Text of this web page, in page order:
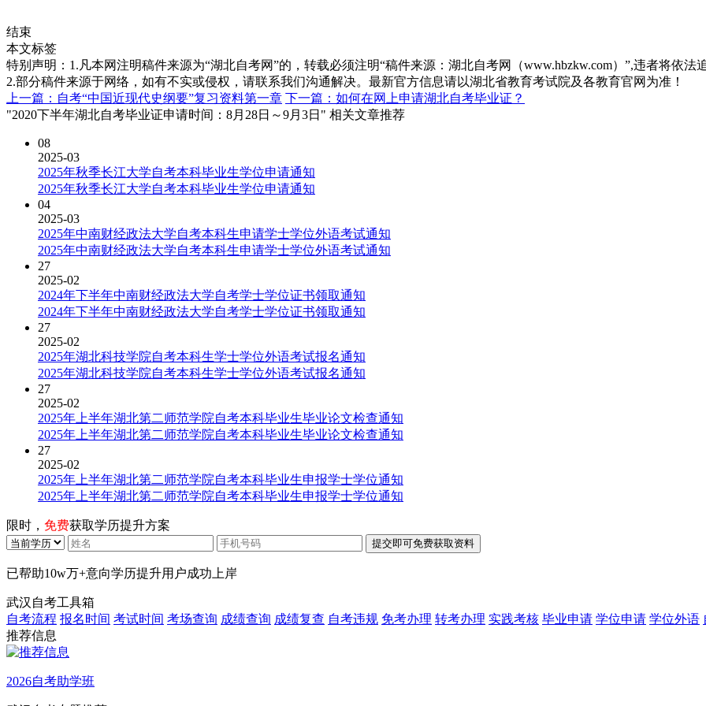
结束
本文标签
特别声明：1.凡本网注明稿件来源为“湖北自考网”的，转载必须注明“稿件来源：湖北自考网（www.hbzkw.com）”,违者将依法
2.部分稿件来源于网络，如有不实或侵权，请联系我们沟通解决。最新官方信息请以湖北省教育考试院及各教育官网为准！
上一篇：自考“中国近现代史纲要”复习资料第一章 下一篇：如何在网上申请湖北自考毕业证？
"2020下半年湖北自考毕业证申请时间：8月28日～9月3日" 相关文章推荐
08
2025-03
2025年秋季长江大学自考本科毕业生学位申请通知
2025年秋季长江大学自考本科毕业生学位申请通知
04
2025-03
2025年中南财经政法大学自考本科生申请学士学位外语考试通知
2025年中南财经政法大学自考本科生申请学士学位外语考试通知
27
2025-02
2024年下半年中南财经政法大学自考学士学位证书领取通知
2024年下半年中南财经政法大学自考学士学位证书领取通知
27
2025-02
2025年湖北科技学院自考本科生学士学位外语考试报名通知
2025年湖北科技学院自考本科生学士学位外语考试报名通知
27
2025-02
2025年上半年湖北第二师范学院自考本科毕业生毕业论文检查通知
2025年上半年湖北第二师范学院自考本科毕业生毕业论文检查通知
27
2025-02
2025年上半年湖北第二师范学院自考本科毕业生申报学士学位通知
2025年上半年湖北第二师范学院自考本科毕业生申报学士学位通知
限时， 免费获取学历提升方案
已帮助10w万+意向学历提升用户成功上岸
武汉自考工具箱
自考流程 报名时间 考试时间 考场查询 成绩查询 成绩复查 自考违规 免考办理 转考办理 实践考核 毕业申请 学位申请 学位外语
推荐信息
2026自考助学班